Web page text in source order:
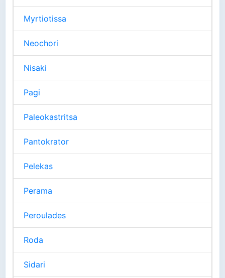
Myrtiotissa
Neochori
Nisaki
Pagi
Paleokastritsa
Pantokrator
Pelekas
Perama
Peroulades
Roda
Sidari